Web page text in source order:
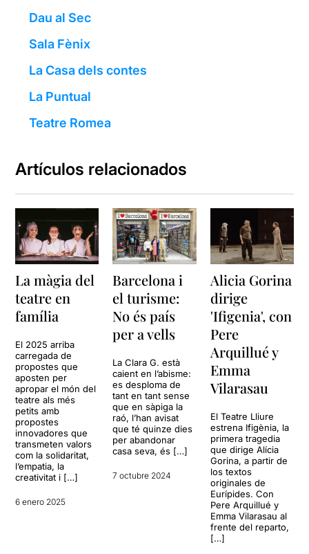
Dau al Sec
Sala Fènix
La Casa dels contes
La Puntual
Teatre Romea
Artículos relacionados
La màgia del
teatre en
família
El 2025 arriba
carregada de
propostes que
aposten per
apropar el món del
teatre als més
petits amb
propostes
innovadores que
transmeten valors
com la solidaritat,
l’empatia, la
creativitat i […]
6 enero 2025
Barcelona i
el turisme:
No és país
per a vells
La Clara G. està
caient en l’abisme:
es desploma de
tant en tant sense
que en sàpiga la
raó, l’han avisat
que té quinze dies
per abandonar
casa seva, és […]
7 octubre 2024
Alicia Gorina
dirige
'Ifigenia', con
Pere
Arquillué y
Emma
Vilarasau
El Teatre Lliure
estrena Ifigènia, la
primera tragedia
que dirige Alícia
Gorina, a partir de
los textos
originales de
Eurípides. Con
Pere Arquillué y
Emma Vilarasau al
frente del reparto,
[…]